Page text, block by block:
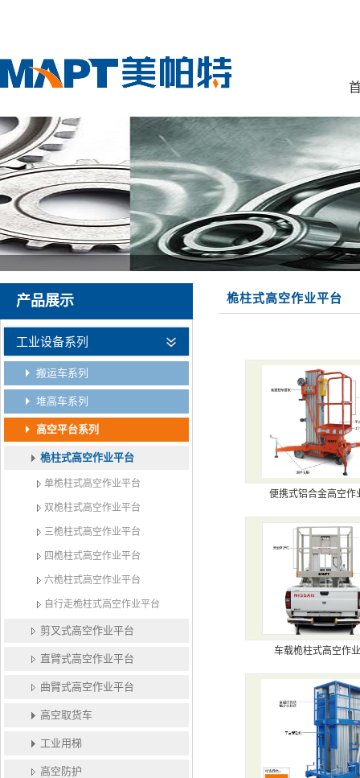
产品展示
工业设备系列
搬运车系列
堆高车系列
高空平台系列
桅柱式高空作业平台
单桅柱式高空作业平台
双桅柱式高空作业平台
三桅柱式高空作业平台
四桅柱式高空作业平台
六桅柱式高空作业平台
自行走桅柱式高空作业平台
剪叉式高空作业平台
直臂式高空作业平台
曲臂式高空作业平台
高空取货车
工业用梯
高空防护
桅柱式高空作业平台
便携式铝合金高空作
车载桅柱式高空作